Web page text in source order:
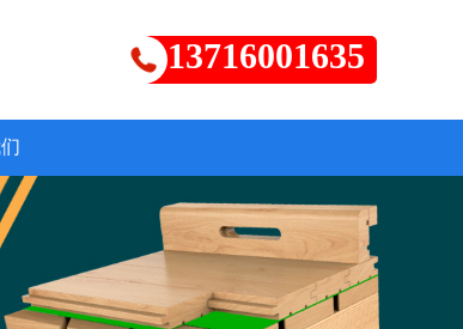
13716001635